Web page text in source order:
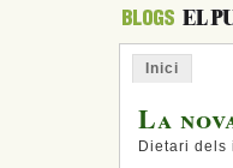
Inici
La
Dietari dels